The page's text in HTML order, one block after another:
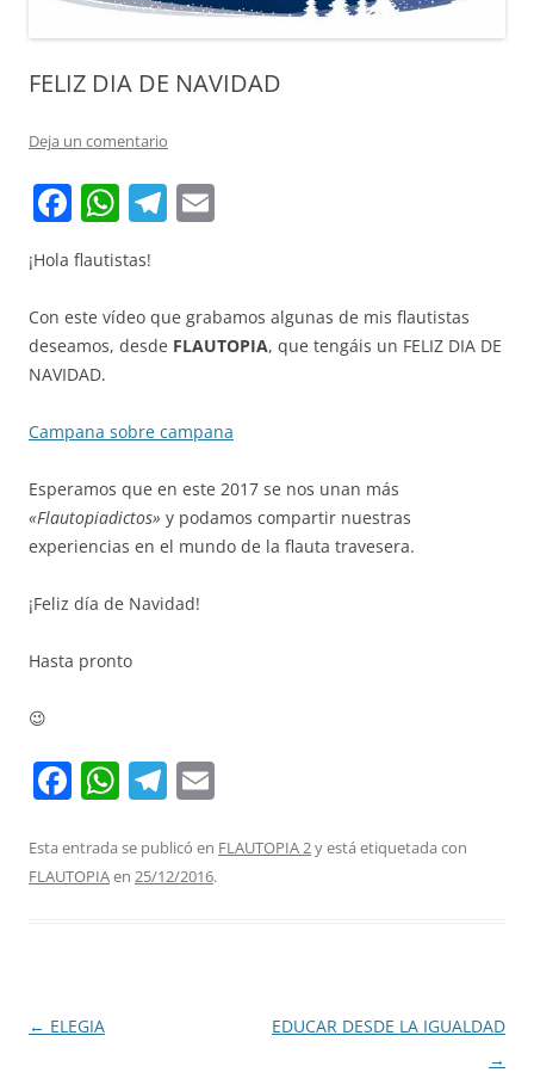
FELIZ DIA DE NAVIDAD
Deja un comentario
F
a
c
e
b
o
o
W
h
at
s
A
p
T
el
gr
a
l
¡Hola flautistas!
Con este vídeo que grabamos algunas de mis flautistas
deseamos, desde FLAUTOPIA, que tengáis un FELIZ DIA DE
NAVIDAD.
Campana sobre campana
Esperamos que en este 2017 se nos unan más
«Flautopiadictos» y podamos compartir nuestras
experiencias en el mundo de la flauta travesera.
¡Feliz día de Navidad!
Hasta pronto
😉
F
a
c
e
o
k
W
h
at
s
T
el
e
gr
ai
l
Esta entrada se publicó en FLAUTOPIA 2y está etiquetada con
FLAUTOPIAen 25/12/2016.
Navegación
← ELEGIA
EDUCAR DESDE LA IGUALDAD
→